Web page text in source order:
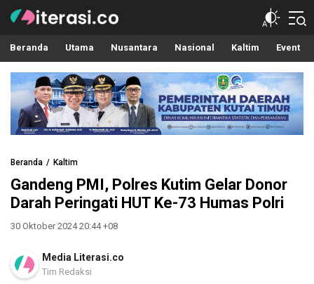
Literasi.co
Pilar Informasi
Beranda Utama Nusantara Nasional Kaltim Event
Beranda Kaltim
Gandeng PMI, Polres Kutim Gelar Donor
Darah Peringati HUT Ke-73 Humas Polri
30 Oktober 2024 20:44 +08
Media Literasi.co
Tim Redaksi